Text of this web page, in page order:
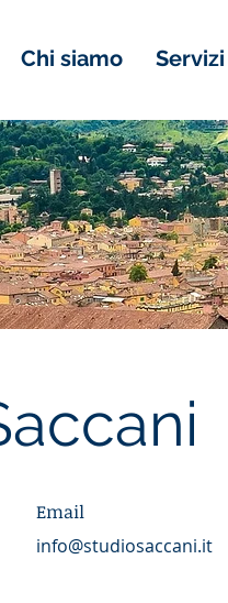
Chi siamo Servizi
Email
info@studiosaccani.it